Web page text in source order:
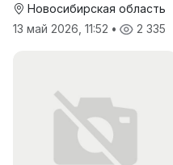
Новосибирская область
13 май 2026, 11:52 • 2 335